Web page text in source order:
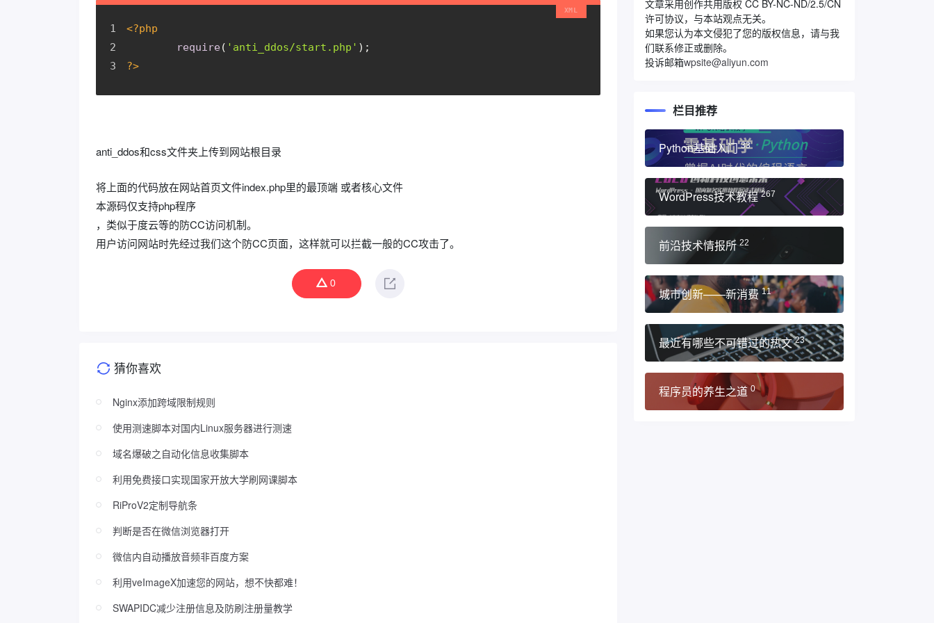
<?php
require ( 'anti_ddos/start.php' );
?>
anti_ddos和css文件夹上传到网站根目录
将上面的代码放在网站首页文件index.php里的最顶端 或者核心文件
本源码仅支持php程序
，类似于度云等的防CC访问机制。
用户访问网站时先经过我们这个防CC页面，这样就可以拦截一般的CC攻击了。
0
猜你喜欢
Nginx添加跨域限制规则
使用测速脚本对国内Linux服务器进行测速
域名爆破之自动化信息收集脚本
利用免费接口实现国家开放大学刷网课脚本
RiProV2定制导航条
判断是否在微信浏览器打开
微信内自动播放音频非百度方案
利用veImageX加速您的网站，想不快都难！
SWAPIDC减少注册信息及防刷注册量教学
文章采用创作共用版权 CC BY-NC-ND/2.5/CN
许可协议，与本站观点无关。
如果您认为本文侵犯了您的版权信息，请与我
们联系修正或删除。
投诉邮箱wpsite@aliyun.com
栏目推荐
Python基础入门 33
WordPress技术教程 267
前沿技术情报所 22
城市创新——新消费 11
最近有哪些不可错过的热文 23
程序员的养生之道 0